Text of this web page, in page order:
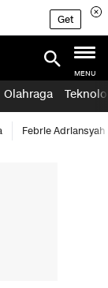
Get
MENU
Olahraga
Febrie Adriansyah